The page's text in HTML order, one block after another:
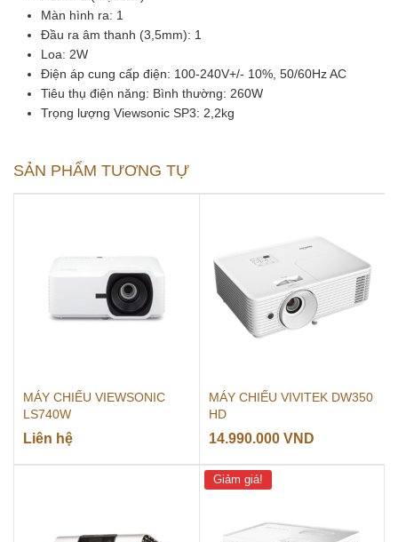
Màn hình ra: 1
Đầu ra âm thanh (3,5mm): 1
Loa: 2W
Điện áp cung cấp điện: 100-240V+/- 10%, 50/60Hz AC
Tiêu thụ điện năng: Bình thường: 260W
Trọng lượng Viewsonic SP3: 2,2kg
SẢN PHẨM TƯƠNG TỰ
MÁY CHIẾU VIEWSONIC
LS740W
Liên hệ
MÁY CHIẾU VIVITEK DW350
HD
14.990.000 VND
Giảm giá!